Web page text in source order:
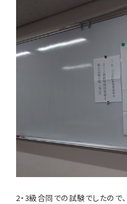
2・3級合同での試験でしたので